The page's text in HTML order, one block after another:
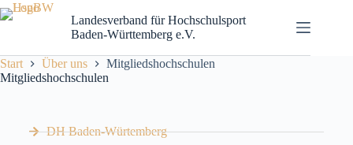
Landesverband für Hochschulsport
Baden-Württemberg e.V.
Start Über uns
Mitgliedshochschulen
Mitgliedshochschulen
DH Baden-Würtemberg